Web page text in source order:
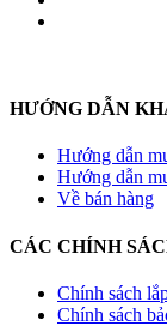
HƯỚNG DẪN
Hướng dẫn
Hướng dẫn
Về bán hàng
CÁC CHÍNH
Chính sách
Chính sách